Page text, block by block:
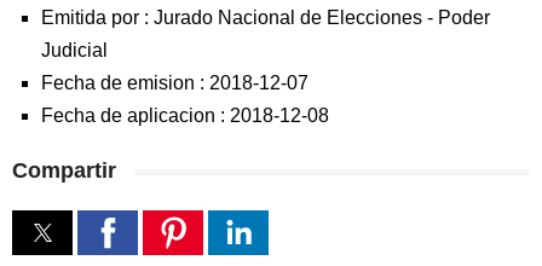
Emitida por : Jurado Nacional de Elecciones - Poder
Judicial
Fecha de emision : 2018-12-07
Fecha de aplicacion : 2018-12-08
Compartir